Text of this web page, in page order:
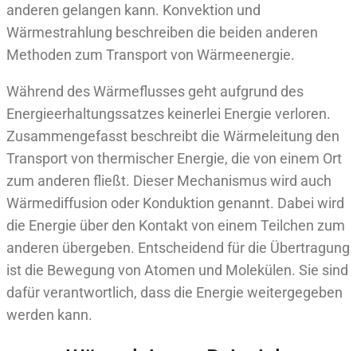
anderen gelangen kann. Konvektion und
Wärmestrahlung beschreiben die beiden anderen
Methoden zum Transport von Wärmeenergie.
Während des Wärmeflusses geht aufgrund des
Energieerhaltungssatzes keinerlei Energie verloren.
Zusammengefasst beschreibt die Wärmeleitung den
Transport von thermischer Energie, die von einem Ort
zum anderen fließt. Dieser Mechanismus wird auch
Wärmediffusion oder Konduktion genannt. Dabei wird
die Energie über den Kontakt von einem Teilchen zum
anderen übergeben. Entscheidend für die Übertragung
ist die Bewegung von Atomen und Molekülen. Sie sind
dafür verantwortlich, dass die Energie weitergegeben
werden kann.